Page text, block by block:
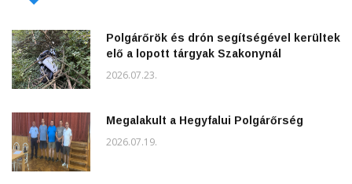
Polgárőrök és drón segítségével kerültek
elő a lopott tárgyak Szakonynál
2026.07.23.
Megalakult a Hegyfalui Polgárőrség
2026.07.19.